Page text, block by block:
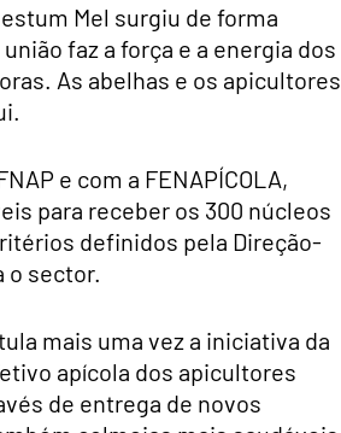
Mel surgiu de forma
faz a força e a energia dos
As abelhas e os apicultores
e com a FENAPÍCOLA,
para receber os 300 núcleos
definidos pela Direção-
o sector.
mais uma vez a iniciativa da
apícola dos apicultores
de entrega de novos